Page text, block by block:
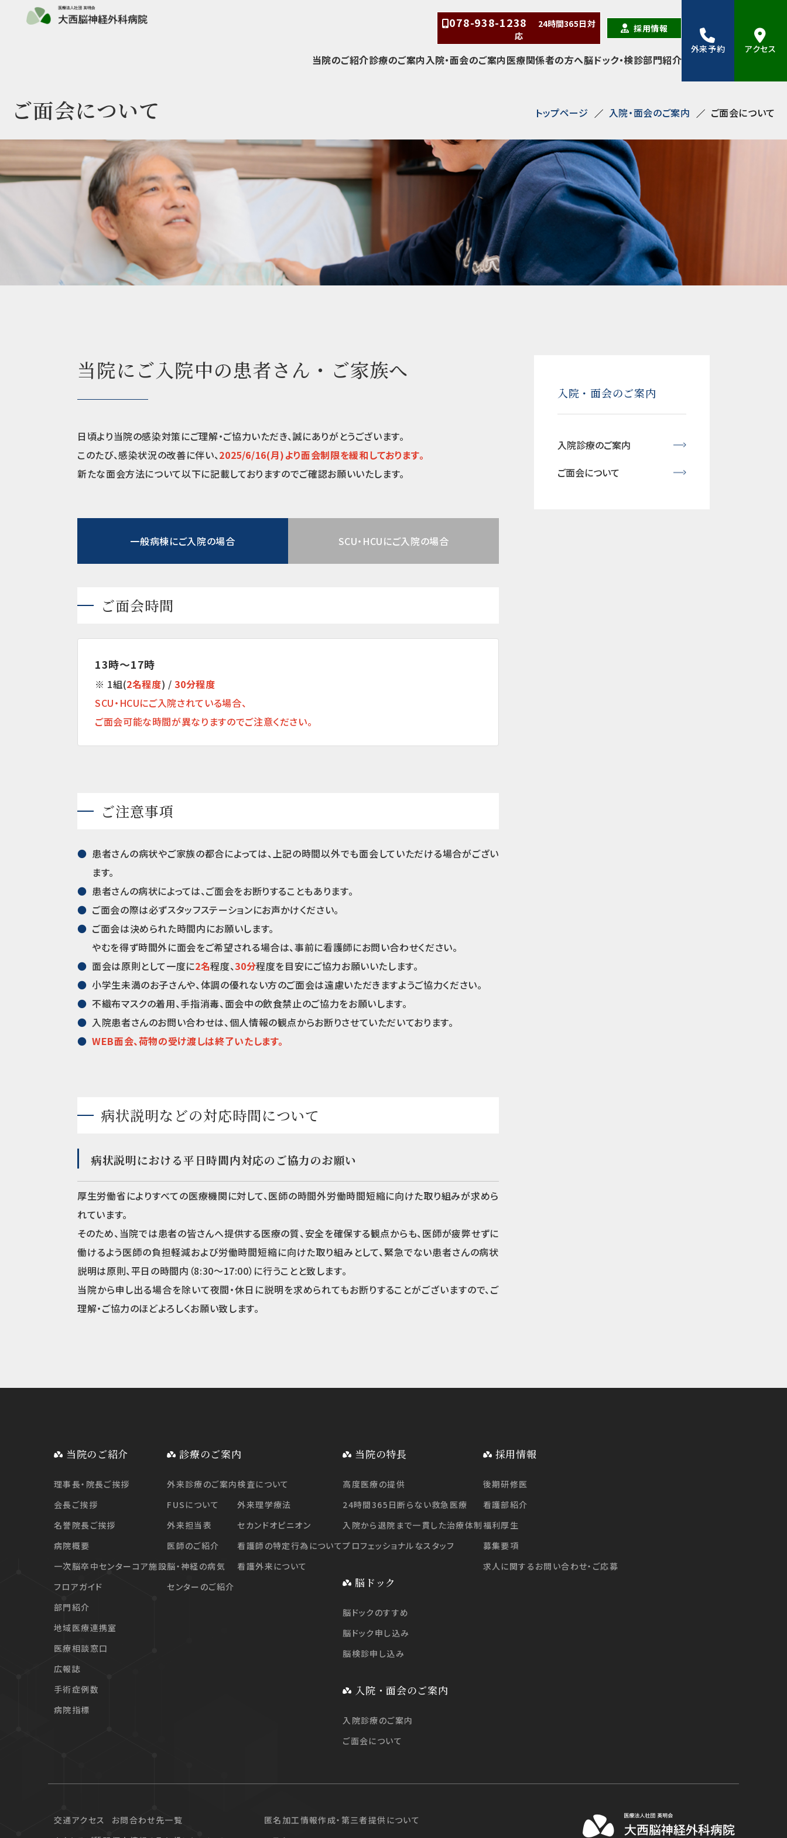
078-938-1238 24時間365日対
応
採用情報
当院のご紹介診療のご案内入院・面会のご案内医療関係者の方へ脳ドック・検診部門紹介
外来予約 アクセス
ご面会について トップページ 入院・面会のご案内 ご面会について
当院にご入院中の患者さん・ご家族へ
日頃より当院の感染対策にご理解・ご協力いただき、誠にありがとうございます。
このたび、感染状況の改善に伴い、2025/6/16(月)より面会制限を緩和しております。
新たな面会方法について以下に記載しておりますのでご確認お願いいたします。
一般病棟にご入院の場合 SCU・HCUにご入院の場合
ご面会時間
13時～17時
※ 1組(2名程度) /30分程度
SCU・HCUにご入院されている場合、
ご面会可能な時間が異なりますのでご注意ください。
ご注意事項
患者さんの病状やご家族の都合によっては、上記の時間以外でも面会していただける場合がござい
ます。
患者さんの病状によっては、ご面会をお断りすることもあります。
ご面会の際は必ずスタッフステーションにお声かけください。
ご面会は決められた時間内にお願いします。
やむを得ず時間外に面会をご希望される場合は、事前に看護師にお問い合わせください。
面会は原則として一度に2名程度、30分程度を目安にご協力お願いいたします。
小学生未満のお子さんや、体調の優れない方のご面会は遠慮いただきますようご協力ください。
不織布マスクの着用、手指消毒、面会中の飲食禁止のご協力をお願いします。
入院患者さんのお問い合わせは、個人情報の観点からお断りさせていただいております。
WEB面会、荷物の受け渡しは終了いたします。
病状説明などの対応時間について
病状説明における平日時間内対応のご協力のお願い
厚生労働省によりすべての医療機関に対して、医師の時間外労働時間短縮に向けた取り組みが求めら
れています。
そのため、当院では患者の皆さんへ提供する医療の質、安全を確保する観点からも、医師が疲弊せずに
働けるよう医師の負担軽減および労働時間短縮に向けた取り組みとして、緊急でない患者さんの病状
説明は原則、平日の時間内（8:30～17:00）に行うことと致します。
当院から申し出る場合を除いて夜間・休日に説明を求められてもお断りすることがございますので、ご
理解・ご協力のほどよろしくお願い致します。
入院・面会のご案内
入院診療のご案内
ご面会について
当院のご紹介
理事長・院長ご挨拶
会長ご挨拶
名誉院長ご挨拶
病院概要
一次脳卒中センターコア施設
フロアガイド
部門紹介
地域医療連携室
医療相談窓口
広報誌
手術症例数
病院指標
診療のご案内
外来診療のご案内
FUSについて
外来担当表
医師のご紹介
脳・神経の病気
センターのご紹介
検査について
外来理学療法
セカンドオピニオン
看護師の特定行為について
看護外来について
当院の特長
高度医療の提供
24時間365日断らない救急医療
入院から退院まで一貫した治療体制
プロフェッショナルなスタッフ
脳ドック
脳ドックのすすめ
脳ドック申し込み
脳検診申し込み
入院・面会のご案内
入院診療のご案内
ご面会について
採用情報
後期研修医
看護部紹介
福利厚生
募集要項
求人に関するお問い合わせ・ご応募
交通アクセス
お問合わせ先一覧
匿名加工情報作成・第三者提供について